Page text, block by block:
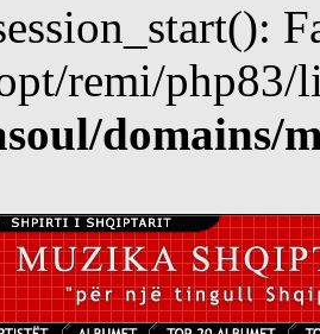
remi/php83/
domains/